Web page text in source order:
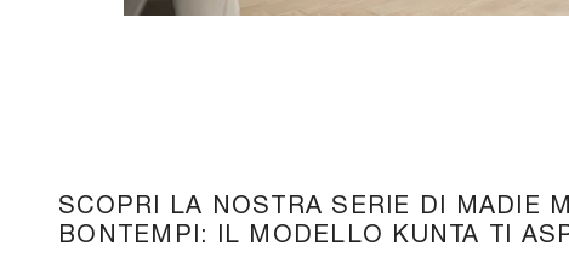
SCOPRI LA NOSTRA SERIE DI MADIE
BONTEMPI: IL MODELLO KUNTA TI